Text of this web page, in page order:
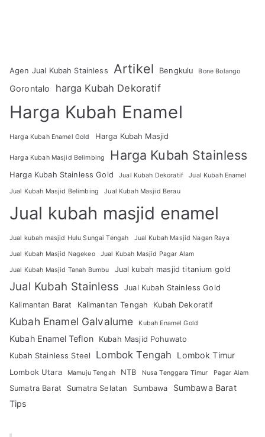
Agen Jual Kubah Stainless Artikel Bengkulu Bone Bolango
Gorontalo harga Kubah Dekoratif
Harga Kubah Enamel
Harga Kubah Enamel Gold Harga Kubah Masjid
Harga Kubah Masjid Belimbing Harga Kubah Stainless
Harga Kubah Stainless Gold Jual Kubah Dekoratif Jual Kubah Enamel
Jual Kubah Masjid Belimbing Jual Kubah Masjid Berau
Jual kubah masjid enamel
Jual kubah masjid Hulu Sungai Tengah Jual Kubah Masjid Nagan Raya
Jual Kubah Masjid Nagekeo Jual Kubah Masjid Pagar Alam
Jual Kubah Masjid Tanah Bumbu Jual kubah masjid titanium gold
Jual Kubah Stainless
Jual Kubah Stainless Gold
Kalimantan Barat
Kalimantan Tengah Kubah Dekoratif
Kubah Enamel Galvalume Kubah Enamel Gold
Kubah Enamel Teflon
Kubah Masjid Pohuwato
Kubah Stainless Steel
Lombok Tengah Lombok Timur
Lombok Utara Mamuju Tengah NTB Nusa Tenggara Timur Pagar Alam
Sumatra Barat Sumatra Selatan Sumbawa
Sumbawa Barat
Tips